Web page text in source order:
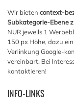
Wir bieten context-
Subkategorie-Ebene
NUR jeweils 1
150 px Höhe, dazu
Verlinkung Google-
vereinbart. Bei
kontaktieren!
INFO-LINKS